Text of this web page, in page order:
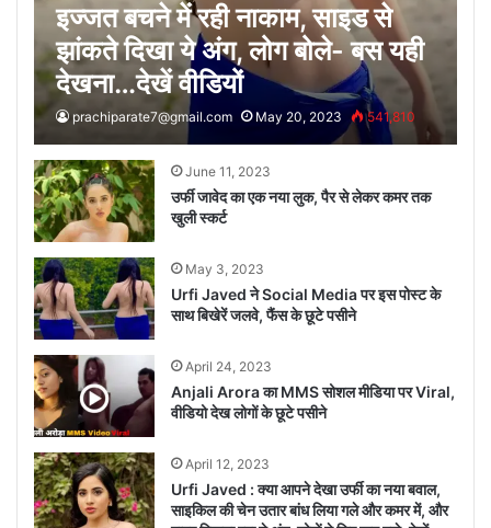
इज्जत बचने में रही नाकाम, साइड से
झांकते दिखा ये अंग, लोग बोले- बस यही
देखना…देखें वीडियों
prachiparate7@gmail.com May 20, 2023 541,810
June 11, 2023
उर्फी जावेद का एक नया लुक, पैर से लेकर कमर तक
खुली स्कर्ट
May 3, 2023
Urfi Javed ने Social Media पर इस पोस्ट के
साथ बिखेरें जलवे, फैंस के छूटे पसीने
April 24, 2023
Anjali Arora का MMS सोशल मीडिया पर Viral,
वीडियो देख लोगों के छूटे पसीने
April 12, 2023
Urfi Javed : क्या आपने देखा उर्फी का नया बवाल,
साइकिल की चेन उतार बांध लिया गले और कमर में, और